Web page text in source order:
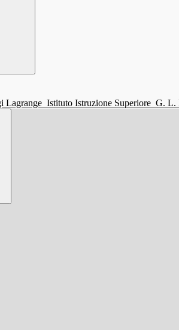
Lagrange Istituto Istruzione Superiore G. L.